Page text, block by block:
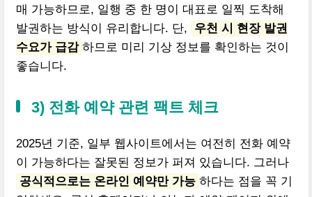
매 가능하므로, 일행 중 한 명이 대표로 일찍 도착해
발권하는 방식이 유리합니다. 단,
우천 시 현장 발권
수요가 급감 하므로 미리 기상 정보를 확인하는 것이
좋습니다.
3) 전화 예약 관련 팩트 체크
2025년 기준, 일부 웹사이트에서는 여전히 전화 예약
이 가능하다는 잘못된 정보가 퍼져 있습니다. 그러나
공식적으로는 온라인 예약만 가능 하다는 점을 꼭 기